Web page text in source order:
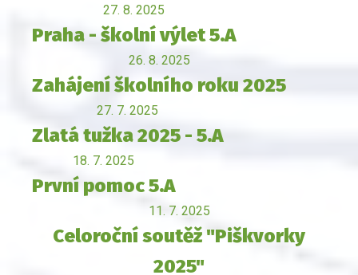
27. 8. 2025
Praha - školní výlet 5.A
26. 8. 2025
Zahájení školního roku 2025
27. 7. 2025
Zlatá tužka 2025 - 5.A
18. 7. 2025
První pomoc 5.A
11. 7. 2025
Celoroční soutěž "Piškvorky
2025"